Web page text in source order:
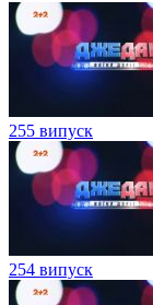
255 випуск
254 випуск